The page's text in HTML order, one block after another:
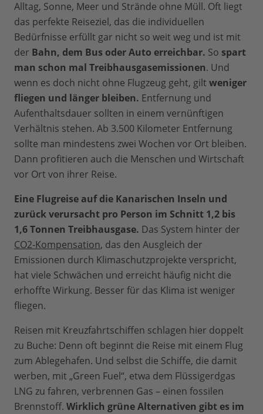
Alltag, Sonne, Meer und Strände ohne Müll. Oft liegt
das perfekte Reiseziel, das die individuellen
Bedürfnisse erfüllt gar nicht so weit weg und ist mit
der Bahn, dem Bus oder Auto erreichbar. So spart
man schon mal Treibhausgasemissionen. Und
wenn es doch nicht ohne Flugzeug geht, gilt weniger
fliegen und länger bleiben. Entfernung und
Aufenthaltsdauer sollten in einem vernünftigen
Verhältnis stehen. Ab 3.500 Kilometer Entfernung
sollte man mindestens zwei Wochen vor Ort bleiben.
Dann profitieren auch die Menschen und Wirtschaft
vor Ort von ihrer Reise.
Eine Flugreise auf die Kanarischen Inseln und
zurück verursacht pro Person im Schnitt 1,2 bis
1,6 Tonnen Treibhausgase. Das System hinter der
CO2-Kompensation, das den Ausgleich der
Emissionen durch Klimaschutzprojekte verspricht,
hat viele Schwächen und erreicht häufig nicht die
erhoffte Wirkung. Besser für das Klima ist weniger
fliegen.
Reisen mit Kreuzfahrtschiffen schlagen hier doppelt
zu Buche: Denn oft beginnt die Reise mit einem Flug
zum Ablegehafen. Und selbst die Schiffe, die damit
werben, mit „Green Fuel“, etwa dem Flüssigerdgas
LNG zu fahren, verbrennen Gas – einen fossilen
Brennstoff. Wirklich grüne Alternativen gibt es im